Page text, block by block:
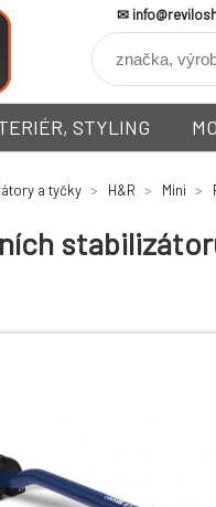
STYLING
a tyčky H&R Mini